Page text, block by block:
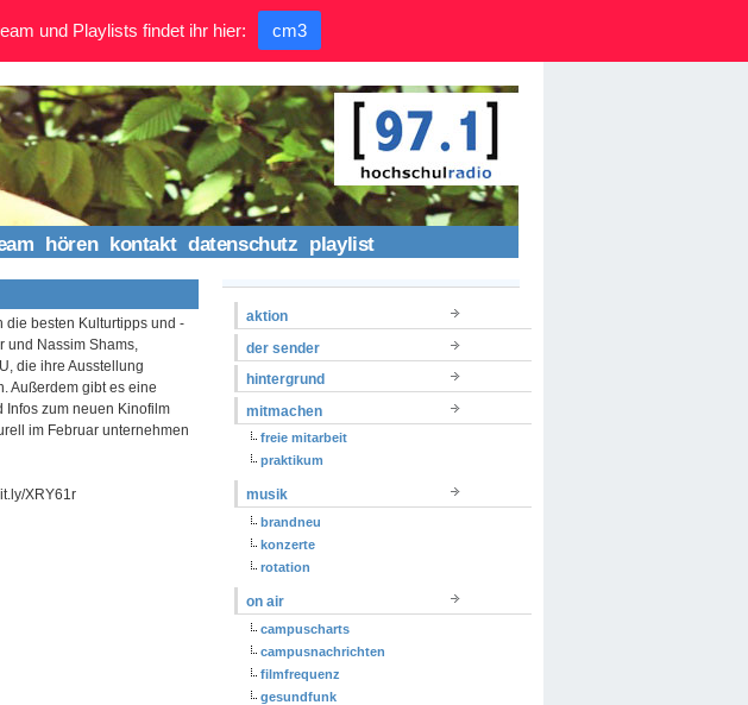
hören kontakt datenschutz playlist
die besten Kulturtipps und -
und Nassim Shams,
die ihre Ausstellung
Außerdem gibt es eine
Infos zum neuen Kinofilm
im Februar unternehmen
XRY61r
aktion
der sender
hintergrund
mitmachen
freie mitarbeit
praktikum
musik
brandneu
konzerte
rotation
on air
campuscharts
campusnachrichten
filmfrequenz
gesundfunk
und Playlists findet ihr hier: cm3